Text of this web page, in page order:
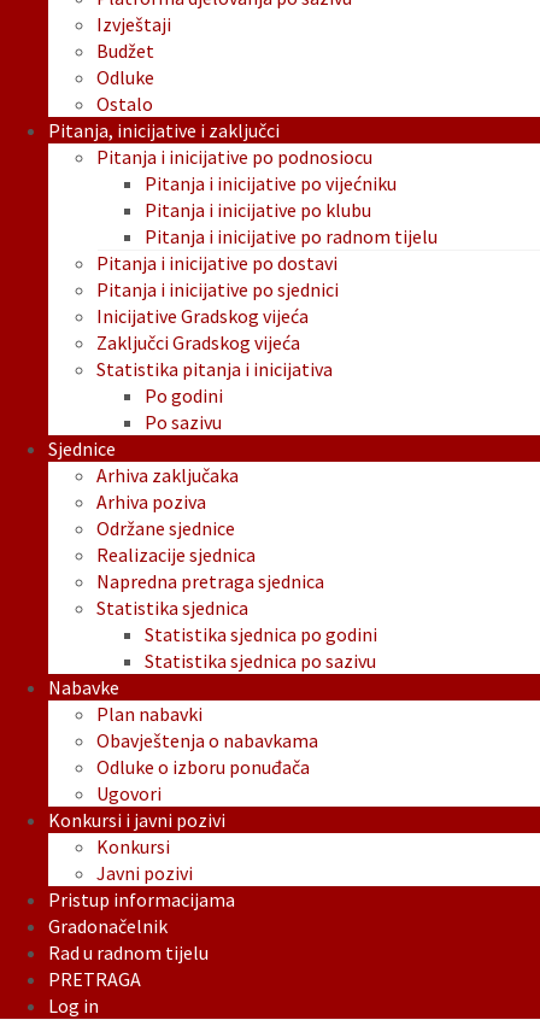
Izvještaji
Budžet
Odluke
Ostalo
Pitanja, inicijative i zaključci
Pitanja i inicijative po podnosiocu
Pitanja i inicijative po vijećniku
Pitanja i inicijative po klubu
Pitanja i inicijative po radnom tijelu
Pitanja i inicijative po dostavi
Pitanja i inicijative po sjednici
Inicijative Gradskog vijeća
Zaključci Gradskog vijeća
Statistika pitanja i inicijativa
Po godini
Po sazivu
Sjednice
Arhiva zaključaka
Arhiva poziva
Održane sjednice
Realizacije sjednica
Napredna pretraga sjednica
Statistika sjednica
Statistika sjednica po godini
Statistika sjednica po sazivu
Nabavke
Plan nabavki
Obavještenja o nabavkama
Odluke o izboru ponuđača
Ugovori
Konkursi i javni pozivi
Konkursi
Javni pozivi
Pristup informacijama
Gradonačelnik
Rad u radnom tijelu
PRETRAGA
Log in